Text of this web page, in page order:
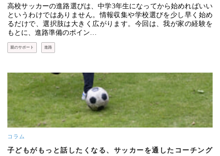
高校サッカーの進路選びは、中学3年生になってから始めればいい
というわけではありません。情報収集や学校選びを少し早く始め
るだけで、選択肢は大きく広がります。今回は、我が家の経験を
もとに、進路準備のポイン…
親のサポート 進路
コラム
子どもがもっと話したくなる、サッカーを通したコーチング